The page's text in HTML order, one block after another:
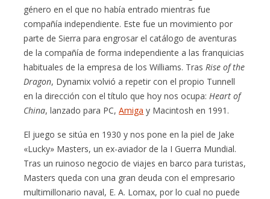
género en el que no había entrado mientras fue
compañía independiente. Este fue un movimiento por
parte de Sierra para engrosar el catálogo de aventuras
de la compañía de forma independiente a las franquicias
habituales de la empresa de los Williams. TrasRise of the
Dragon, Dynamix volvió a repetir con el propio Tunnell
en la dirección con el título que hoy nos ocupa:Heart of
China, lanzado para PC,Amiga y Macintosh en 1991.
El juego se sitúa en 1930 y nos pone en la piel de Jake
«Lucky» Masters, un ex-aviador de la I Guerra Mundial.
Tras un ruinoso negocio de viajes en barco para turistas,
Masters queda con una gran deuda con el empresario
multimillonario naval, E. A. Lomax, por lo cual no puede